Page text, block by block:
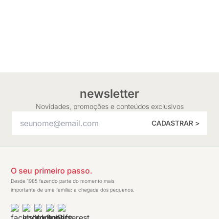
newsletter
Novidades, promoções e conteúdos exclusivos
CADASTRAR >
O seu primeiro passo.
Desde 1985 fazendo parte do momento mais
importante de uma família: a chegada dos pequenos.